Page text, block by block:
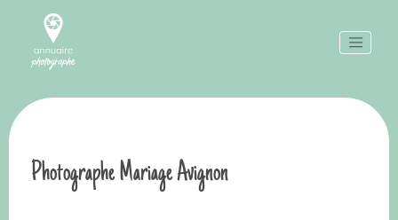
Photographe Mariage Avignon